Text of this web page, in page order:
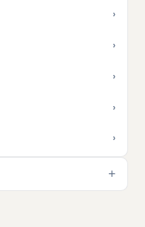
›
›
›
›
›
+